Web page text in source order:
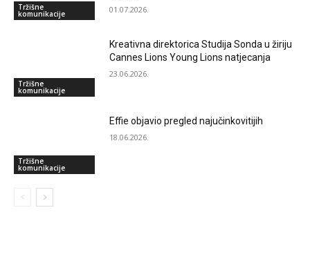
Tržišne
komunikacije 01.07.2026.
Tržišne
komunikacije
Kreativna direktorica Studija Sonda u žiriju
Cannes Lions Young Lions natjecanja
23.06.2026.
Tržišne
komunikacije
Effie objavio pregled najučinkovitijih
18.06.2026.